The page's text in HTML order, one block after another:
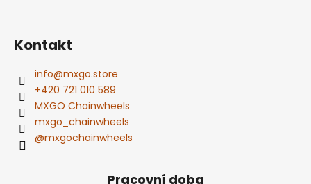
Kontakt
info@mxgo.store
+420 721 010 589
MXGO Chainwheels
mxgo_chainwheels
@mxgochainwheels
Pracovní doba